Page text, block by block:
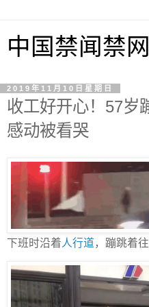
中国禁闻禁
2019年11月10日星期日
收工好开心！57岁
感动被看哭
下班时沿着人行道，蹦跳着